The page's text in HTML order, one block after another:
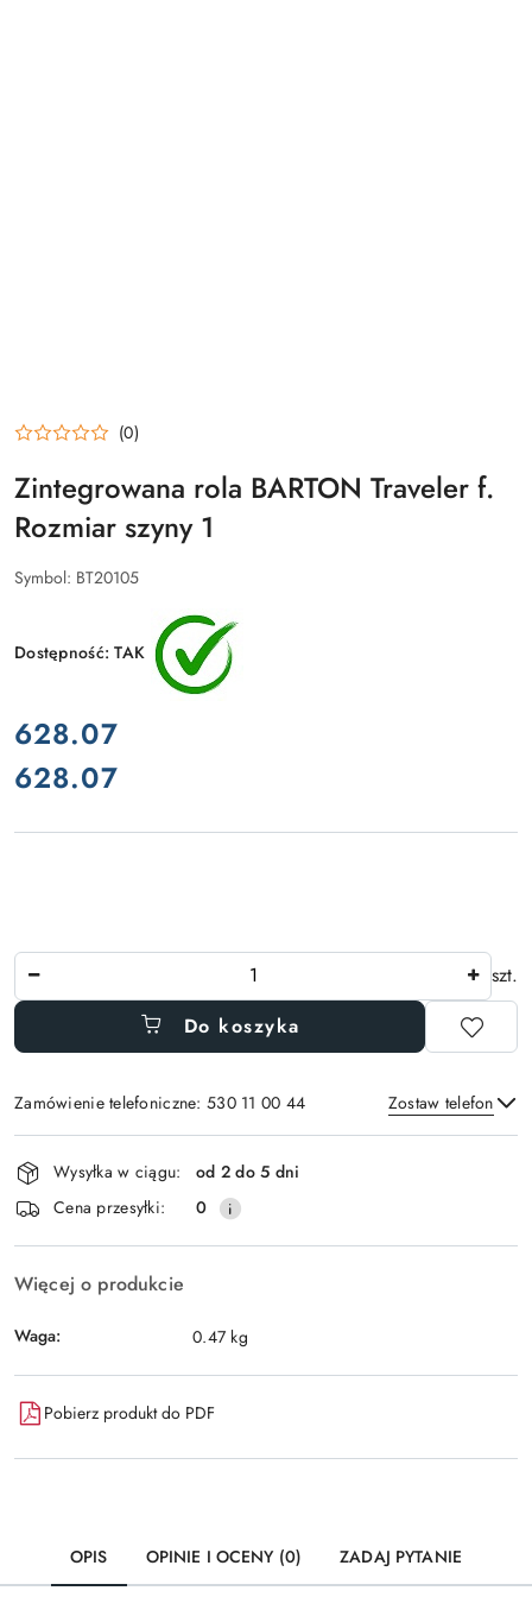
(0)
Zintegrowana rola BARTON Traveler f.
Rozmiar szyny 1
Symbol: BT20105
Dostępność:TAK
cena:
628.07
Cena:
628.07
Ilość
szt.
Do koszyka
Zamówienie telefoniczne: 530 11 00 44 Zostaw telefon
Wyślij
Dostępność
i
dostawa
Wysyłka w ciągu:
od 2 do 5 dni
Cena przesyłki:
0
Więcej o produkcie
Waga: 0.47 kg
Pobierz produkt do PDF
OPIS OPINIE I OCENY (0) ZADAJ PYTANIE